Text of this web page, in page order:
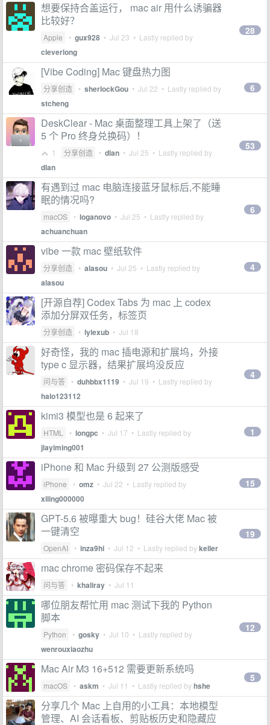
想要保持合盖运行， mac air 用什么诱骗器
比较好？
Apple • gux928 • Jul 23 • Lastly replied by
cleverlong
28
[Vibe Coding] Mac 键盘热力图
分享创造 • sherlockGou • Jul 22 • Lastly replied by
stcheng
6
DeskClear - Mac 桌面整理工具上架了（送
5 个 Pro 终身兑换码）！
1 分享创造 • dlan • Jul 25 • Lastly replied by
dlan
53
有遇到过 mac 电脑连接蓝牙鼠标后,不能睡
眠的情况吗?
macOS • loganovo • Jul 25 • Lastly replied by
achuanchuan
6
vibe 一款 mac 壁纸软件
分享创造 • alasou • Jul 25 • Lastly replied by
alasou
4
[开源自荐] Codex Tabs 为 mac 上 codex
添加分屏双任务，标签页
分享创造 • lylexub • Jul 18
好奇怪，我的 mac 插电源和扩展坞，外接
type c 显示器，结果扩展坞没反应
问与答 • duhbbx1119 • Jul 19 • Lastly replied by
halo123112
4
kimi3 模型也是 6 起来了
HTML • longpc • Jul 17 • Lastly replied by
jiayiming001
1
iPhone 和 Mac 升级到 27 公测版感受
iPhone • omz • Jul 22 • Lastly replied by
xiling000000
15
GPT-5.6 被曝重大 bug！硅谷大佬 Mac 被
一键清空
OpenAI • inza9hi • Jul 12 • Lastly replied bykeller
19
mac chrome 密码保存不起来
问与答 • khaliray • Jul 11
哪位朋友帮忙用 mac 测试下我的 Python
脚本
Python • gosky • Jul 10 • Lastly replied by
wenrouxiaozhu
12
Mac Air M3 16+512 需要更新系统吗
macOS • askm • Jul 11 • Lastly replied byhshe
5
分享几个 Mac 上自用的小工具：本地模型
管理、AI 会话看板、剪贴板历史和隐藏应